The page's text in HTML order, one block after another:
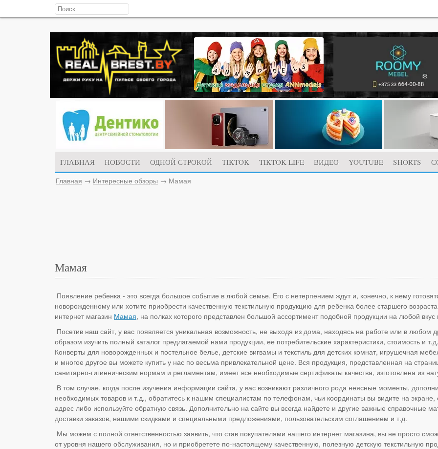
ГЛАВНАЯ НОВОСТИ ОДНОЙ СТРОКОЙ TIKTOK TIKTOK LIFE ВИДЕО YOUTUBE SHORTS
Главная → Интересные обзоры → Мамая
Мамая
Появление ребенка - это всегда большое событие в любой семье. Его с нетерпением ждут и, конечно, к нему
новорожденному или хотите приобрести качественную текстильную продукцию для ребенка более старшего
интернет магазин Мамая, на полках которого представлен большой ассортимент подобной продукции на любой вкус
Посетив наш сайт, у вас появляется уникальная возможность, не выходя из дома, находясь на работе или в любом
образом изучить полный каталог предлагаемой нами продукции, ее потребительские характеристики, стоимость и
Конверты для новорожденных и постельное белье, детские вигвамы и текстиль для детских комнат, игрушечная
и многое другое вы можете купить у нас по весьма привлекательной цене. Вся продукция, представленная на
санитарно-гигиеническим нормам и регламентам, имеет все необходимые сертификаты качества, изготовлена из
В том случае, когда после изучения информации сайта, у вас возникают различного рода неясные моменты,
необходимых товаров и т.д., обратитесь к нашим специалистам по телефонам, чьи координаты вы видите на
адрес либо используйте обратную связь. Дополнительно на сайте вы всегда найдете и другие важные справочные
доставки заказов, нашими скидками и специальными предложениями, пользовательским соглашением и т.д.
Мы можем с полной ответственностью заявить, что став покупателями нашего интернет магазина, вы не просто
от уровня нашего обслуживания, но и приобретете по-настоящему качественную, полезную детскую текстильную